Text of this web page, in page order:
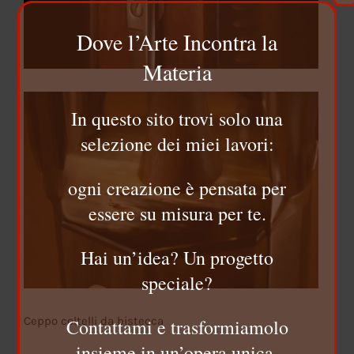
Ceppo coltelli da bistecca
Dove l’Arte Incontra la
Materia
In questo sito trovi solo una
selezione dei miei lavori:
ogni creazione è pensata per
essere su misura per te.
Hai un’idea? Un progetto
speciale?
Contattami e trasformiamolo